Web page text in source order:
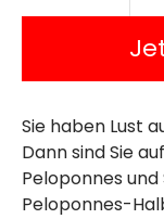
Sie haben Lust
Dann sind Sie
Peloponnes
Peloponnes-